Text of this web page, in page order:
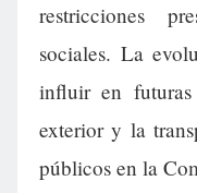
restricciones
sociales. La
influir en
exterior y la
públicos en la